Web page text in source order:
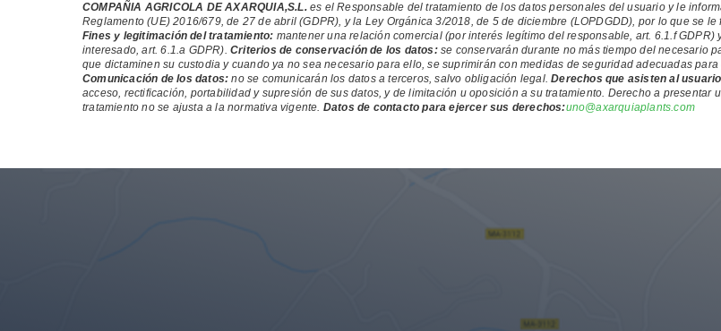
COMPAÑIA AGRICOLA DE AXARQUIA,S.L.es el Responsable del tratamiento de los datos personales del usuario y le
Reglamento (UE) 2016/679, de 27 de abril (GDPR), y la Ley Orgánica 3/2018, de 5 de diciembre (LOPDGDD), por lo que se
Fines y legitimación del tratamiento: mantener una relación comercial (por interés legítimo del responsable, art. 6.1.f
interesado, art. 6.1.a GDPR). Criterios de conservación de los datos:se conservarán durante no más tiempo del necesario
que dictaminen su custodia y cuando ya no sea necesario para ello, se suprimirán con medidas de seguridad adecuadas
Comunicación de los datos: no se comunicarán los datos a terceros, salvo obligación legal.Derechos que asisten al
acceso, rectificación, portabilidad y supresión de sus datos, y de limitación u oposición a su tratamiento. Derecho a
tratamiento no se ajusta a la normativa vigente. Datos de contacto para ejercer sus derechos:uno@axarquiaplants.com